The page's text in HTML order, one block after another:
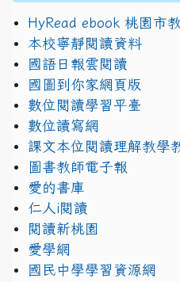
HyRead ebook 桃園市
本校寧靜閱讀資料
國語日報雲閱讀
國圖到你家網頁版
數位閱讀學習平臺
數位讀寫網
課文本位閱讀理解教學
圖書教師電子報
愛的書庫
仁人i閱讀
閱讀新桃園
愛學網
國民中學學習資源網